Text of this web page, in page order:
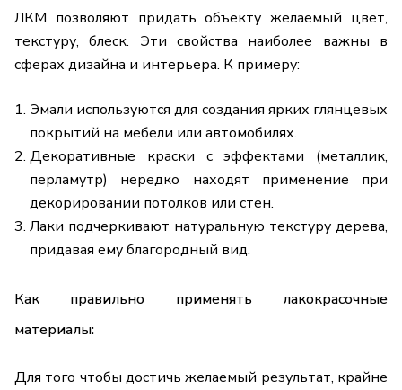
ЛКМ позволяют придать объекту желаемый цвет,
текстуру, блеск. Эти свойства наиболее важны в
сферах дизайна и интерьера. К примеру:
Эмали используются для создания ярких глянцевых
покрытий на мебели или автомобилях.
Декоративные краски с эффектами (металлик,
перламутр) нередко находят применение при
декорировании потолков или стен.
Лаки подчеркивают натуральную текстуру дерева,
придавая ему благородный вид.
Как правильно применять лакокрасочные
материалы:
Для того чтобы достичь желаемый результат, крайне